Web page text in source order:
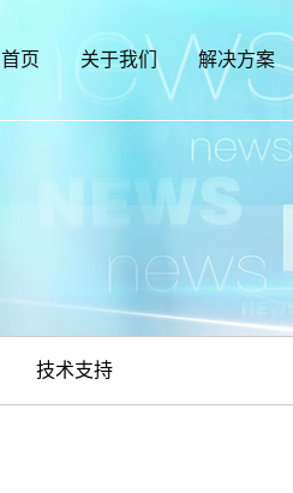
首页 关于我们 解决方案
技术支持